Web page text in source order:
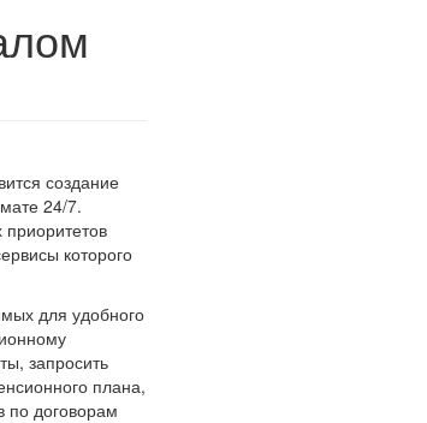
создание
24/7.
которого
для удобного
запросить
плана,
по договорам